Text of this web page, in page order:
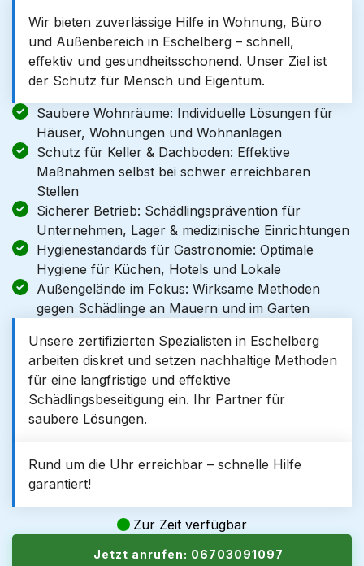
Wir bieten zuverlässige Hilfe in Wohnung, Büro
und Außenbereich in Eschelberg – schnell,
effektiv und gesundheitsschonend. Unser Ziel ist
der Schutz für Mensch und Eigentum.
Saubere Wohnräume: Individuelle Lösungen für
Häuser, Wohnungen und Wohnanlagen
Schutz für Keller & Dachboden: Effektive
Maßnahmen selbst bei schwer erreichbaren
Stellen
Sicherer Betrieb: Schädlingsprävention für
Unternehmen, Lager & medizinische Einrichtungen
Hygienestandards für Gastronomie: Optimale
Hygiene für Küchen, Hotels und Lokale
Außengelände im Fokus: Wirksame Methoden
gegen Schädlinge an Mauern und im Garten
Unsere zertifizierten Spezialisten in Eschelberg
arbeiten diskret und setzen nachhaltige Methoden
für eine langfristige und effektive
Schädlingsbeseitigung ein. Ihr Partner für
saubere Lösungen.
Rund um die Uhr erreichbar – schnelle Hilfe
garantiert!
Zur Zeit verfügbar
Jetzt anrufen: 06703091097